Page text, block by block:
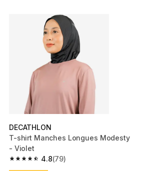
DECATHLON
T-shirt Manches Longues Modesty
- Violet
4.8
4.8 out of 5 stars from 79 reviews
(79)